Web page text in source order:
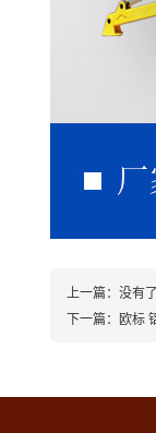
上一篇：没有了
下一篇： 欧标